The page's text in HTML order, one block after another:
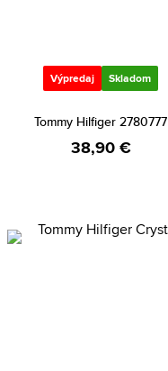
Výpredaj Skladom
Tommy Hilfiger 2780777
38,90 €